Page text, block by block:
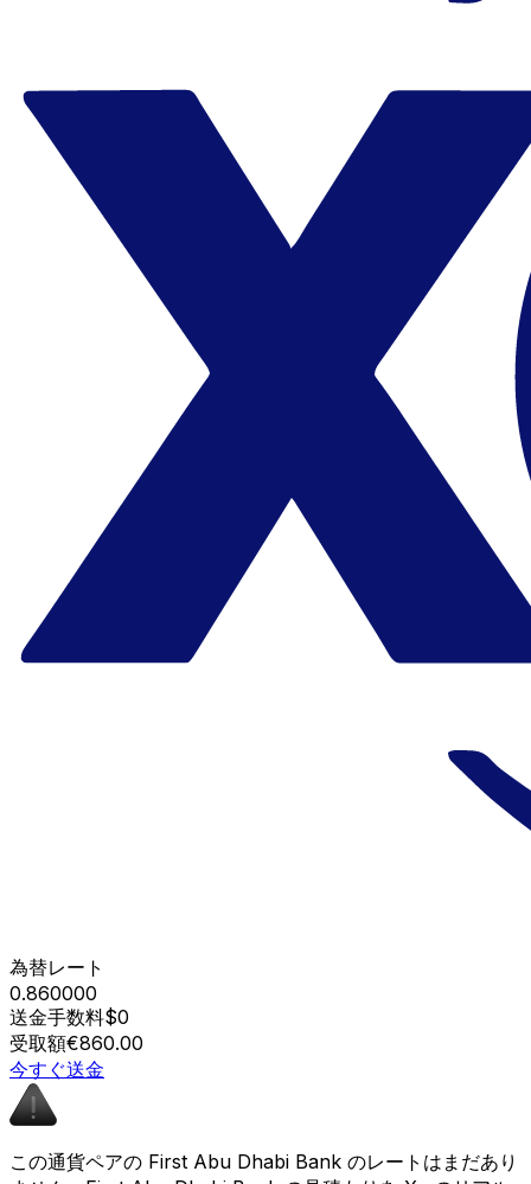
為替レート
0.860000
送金手数料$0
受取額€860.00
今すぐ送金
この通貨ペアの First Abu Dhabi Bank のレートはまだあり